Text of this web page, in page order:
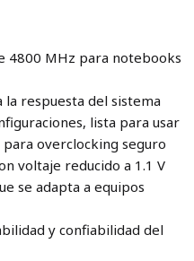
4800 MHz para notebooks
la respuesta del sistema
lista para usar
para overclocking seguro
voltaje reducido a 1.1 V
se adapta a equipos
y confiabilidad del